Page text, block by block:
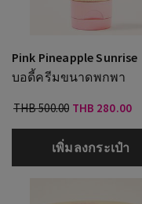
Pink Pineapple Sunrise
บอดี้ครีมขนาดพกพา
THB 500.00 THB 280.00
เพิ่มลงกระเป๋า